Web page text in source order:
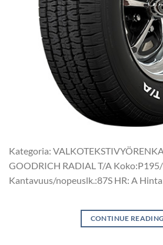
Kategoria:
GOODRICH RADIAL T/A
Kantavuus/nopeuslk.:87S HR: A
CONTINUE READING